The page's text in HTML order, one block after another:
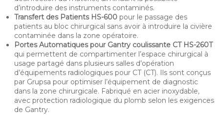
d’introduire des instruments contaminés.
Transfert des Patients HS-600pour le passage des
patients au bloc chirurgical sans avoir à introduire la civière
contaminée dans la zone opératoire.
Portes Automatiques pour Gantry coulissante CT HS-260T
qui permettent de compartimenter l’espace chirurgical à
usage partagé dans plusieurs salles d’opération
d’équipements radiologiques pour CT (CT). Ils sont conçus
par Grupsa pour optimiser l’équipement de diagnostic
dans la zone chirurgicale. Fabriqué en acier inoxydable,
avec protection radiologique du plomb selon les exigences
de Gantry.